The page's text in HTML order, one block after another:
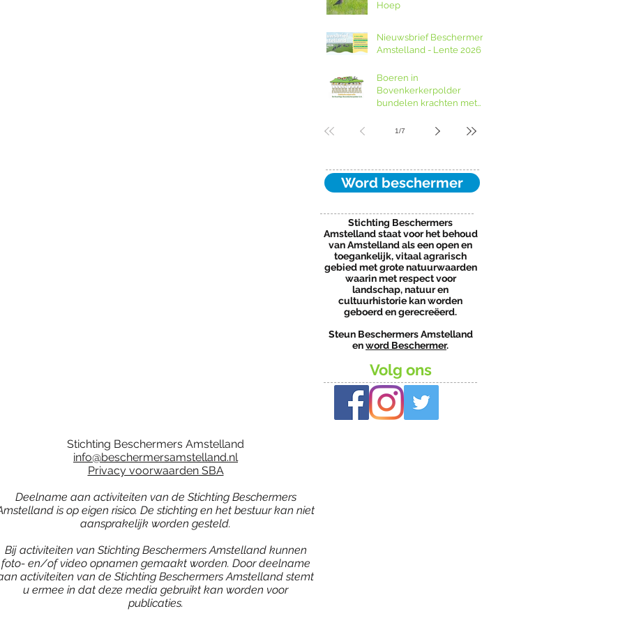
Noord-Holland
Hoep
Nieuwsbrief Beschermers
Amstelland - Lente 2026
Boeren in
Bovenkerkerpolder
bundelen krachten met
1/7
Word beschermer
Stichting Beschermers
Amstelland staat voor het behoud
van Amstelland als een open en
toegankelijk, vitaal agrarisch
gebied met grote natuurwaarden
waarin met respect voor
landschap, natuur en
cultuurhistorie kan worden
geboerd en gerecreëerd.
Steun Beschermers Amstelland
enword Beschermer.
Volg ons
Stichting Beschermers Amstelland
info@beschermersamstelland.nl
Privacy voorwaarden SBA
Deelname aan activiteiten van de Stichting Beschermers
is op eigen risico. De stichting en het bestuur kan niet
aansprakelijk worden gesteld.
Bij activiteiten van Stichting Beschermers Amstelland kunnen
foto- en/of video opnamen gemaakt worden. Door deelname
activiteiten van de Stichting Beschermers Amstelland stemt
u ermee in dat deze media gebruikt kan worden voor
publicaties.